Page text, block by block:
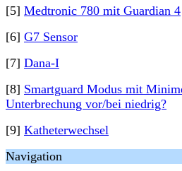
[5] Medtronic 780 mit Guardian 4
[6] G7 Sensor
[7] Dana-I
[8] Smartguard Modus mit
Unterbrechung vor/bei niedrig?
[9] Katheterwechsel
Navigation